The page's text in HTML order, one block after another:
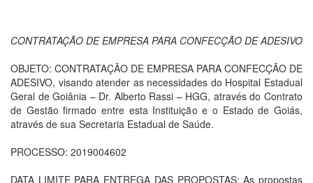
CONTRATAÇÃO DE EMPRESA PARA CONFECÇÃO DE ADESIVO
OBJETO: CONTRATAÇÃO DE EMPRESA PARA CONFECÇÃO DE
ADESIVO, visando atender as necessidades do Hospital Estadual
Geral de Goiânia – Dr. Alberto Rassi – HGG, através do Contrato
de Gestão firmado entre esta Instituição e o Estado de Goiás,
através de sua Secretaria Estadual de Saúde.
PROCESSO: 2019004602
DATA LIMITE PARA ENTREGA DAS PROPOSTAS: As propostas